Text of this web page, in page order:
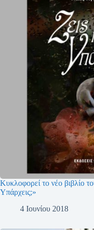
Κυκλοφορεί το νέο βιβλίο
Υπάρχεις;»
4 Ιουνίου 2018